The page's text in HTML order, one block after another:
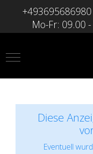
+493695686980
Mo-Fr: 09.00
Mobile Menu Toggle
Diese
Eventuell